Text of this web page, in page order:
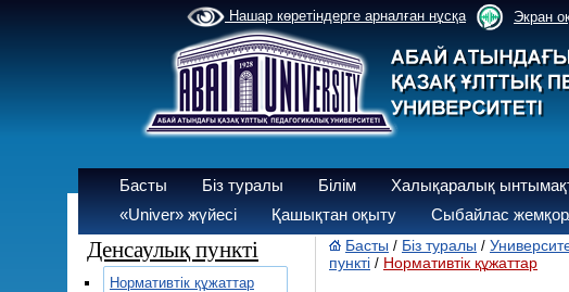
Нашар көретіндерге арналған нұсқа Экран
Басты Біз туралы Білім Халықаралық
«Univer» жүйесі
Қашықтан оқыту Сыбайлас
Денсаулық пункті
Нормативтік құжаттар
Басты / Біз туралы /
пункті / Нормативтік құжаттар